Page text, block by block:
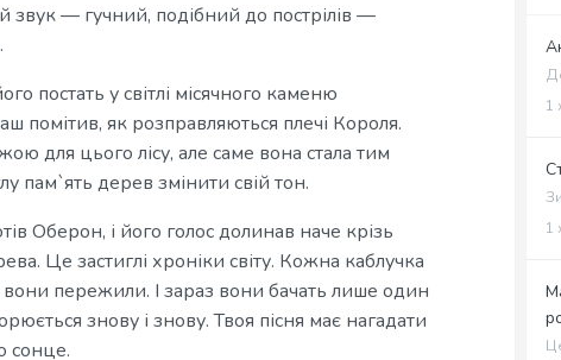
звук — гучний, подібний до пострілів —
постать у світлі місячного каменю
помітив, як розправляються плечі Короля.
для цього лісу, але саме вона стала тим
пам`ять дерев змінити свій тон.
Оберон, і його голос долинав наче крізь
Це застиглі хроніки світу. Кожна каблучка
вони пережили. І зараз вони бачать лише один
знову і знову. Твоя пісня має нагадати
сонце.
1
1